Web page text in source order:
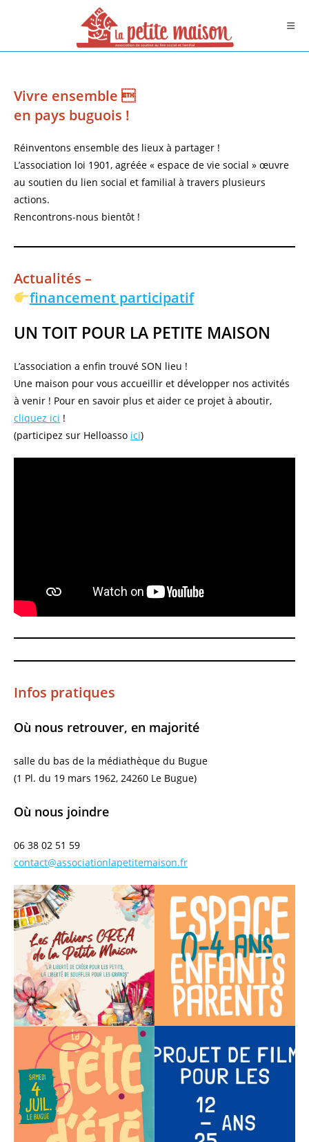
Vivre ensemble 
en pays buguois !
Réinventons ensemble des lieux à partager !
L’association loi 1901, agréée « espace de vie social » œuvre
au soutien du lien social et familial à travers plusieurs
actions.
Rencontrons-nous bientôt !
Actualités –
financement participatif
UN TOIT POUR LA PETITE MAISON
L’association a enfin trouvé SON lieu !
Une maison pour vous accueillir et développer nos activités
à venir ! Pour en savoir plus et aider ce projet à aboutir,
cliquez ici !
(participez sur Helloasso ici)
Infos pratiques
Où nous retrouver, en majorité
salle du bas de la médiathèque du Bugue
(1 Pl. du 19 mars 1962, 24260 Le Bugue)
Où nous joindre
06 38 02 51 59
contact@associationlapetitemaison.fr